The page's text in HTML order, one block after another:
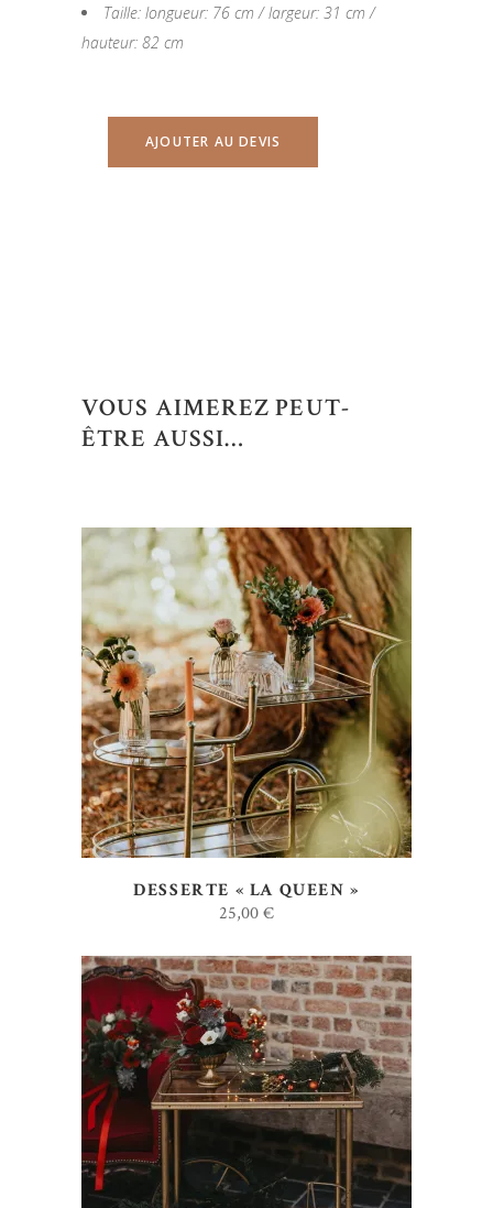
Taille: longueur: 76 cm / largeur: 31 cm /
hauteur: 82 cm
AJOUTER AU DEVIS
VOUS AIMEREZ PEUT-
ÊTRE AUSSI…
AJOUTER AU DEVIS
DESSERTE « LA QUEEN »
25,00€
AJOUTER AU DEVIS